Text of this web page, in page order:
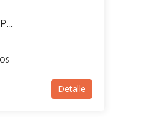
Recomendamos Depto EN VENTA -2 Dorm.+ AMPLIO BALCÓN- Avellaneda bis 400, Rosario
Detalle